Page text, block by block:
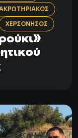
ΧΕΡΣΟΝΗΣΟΣ